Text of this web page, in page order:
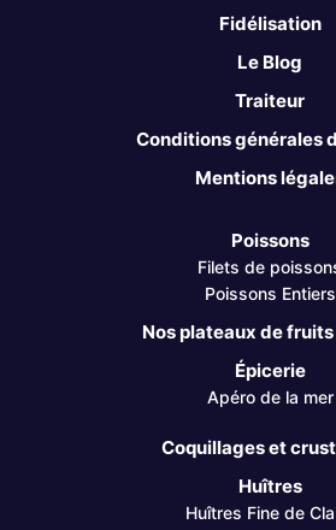
Fidélisation
Le Blog
Traiteur
Conditions générales
Mentions
Poissons
Filets de
Poissons Entiers
Nos plateaux de
Épicerie
Apéro de la mer
Coquillages et
Huîtres
Huîtres Fine de